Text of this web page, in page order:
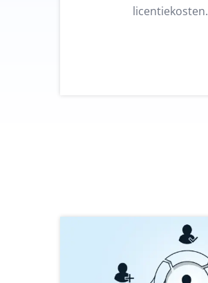
licentiekosten.